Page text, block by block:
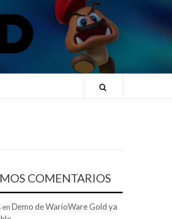
COMENTARIOS
en Demo de WarioWare Gold ya